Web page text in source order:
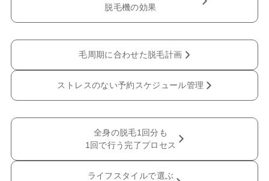
脱毛機の効果
毛周期に合わせた脱毛計画
ストレスのない予約スケジュール管理
全身の脱毛1回分も
1回で行う完了プロセス
ライフスタイルで選ぶ